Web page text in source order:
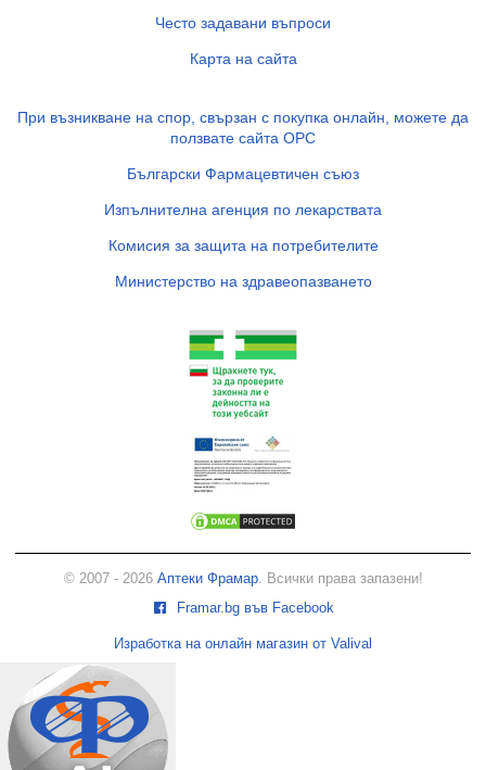
Често задавани въпроси
Карта на сайта
При възникване на спор, свързан с покупка онлайн, можете да
ползвате сайта ОРС
Български Фармацевтичен съюз
Изпълнителна агенция по лекарствата
Комисия за защита на потребителите
Министерство на здравеопазването
© 2007 - 2026 Аптеки Фрамар. Всички права запазени!
Framar.bg във Facebook
Изработка на онлайн магазин от Valival